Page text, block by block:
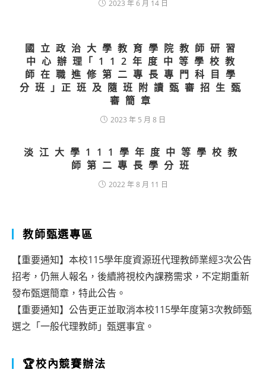
2023 年 6 月 14 日
國立政治大學教育學院教師研習
中心辦理｢112年度中等學校教
師在職進修第二專長專門科目學
分班｣正班及隨班附讀甄審招生甄
審簡章
2023 年 5 月 8 日
淡江大學111學年度中等學校教
師第二專長學分班
2022 年 8 月 11 日
教師甄選專區
【重要通知】本校115學年度資源班代理教師業經3次公告
招考，仍無人報名，後續將視校內課務需求，不定期重新
發布甄選簡章，特此公告。
【重要通知】公告更正並取消本校115學年度第3次教師甄
選之「一般代理教師」甄選事宜。
🏆校內競賽辦法